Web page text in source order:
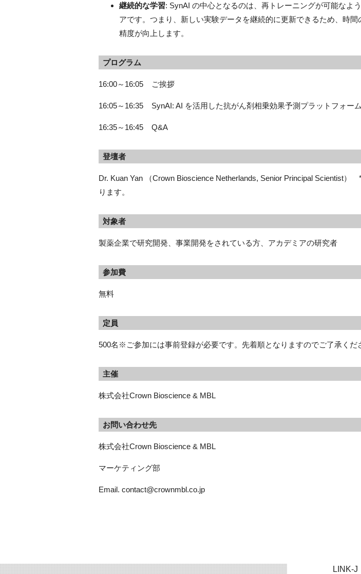
継続的な学習: SynAI の中心となるのは、再トレーニングが可能なよ
アです。つまり、新しい実験データを継続的に更新できるため、時間
精度が向上します。
プログラム
16:00～16:05 ご挨拶
16:05～16:35 SynAI: AI を活用した抗がん剤相乗効果予測プラットフォーム
16:35～16:45 Q&A
登壇者
Dr. Kuan Yan （Crown Bioscience Netherlands, Senior Principal Scientist）
ります。
対象者
製薬企業で研究開発、事業開発をされている方、アカデミアの研究者
参加費
無料
定員
500名※ご参加には事前登録が必要です。先着順となりますのでご了承くだ
主催
株式会社Crown Bioscience & MBL
お問い合わせ先
株式会社Crown Bioscience & MBL
マーケティング部
Email. contact@crownmbl.co.jp
LINK-J